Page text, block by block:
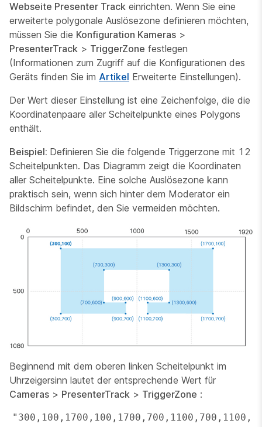
Webseite Presenter Track einrichten. Wenn Sie eine
erweiterte polygonale Auslösezone definieren möchten,
müssen Sie die Konfiguration Kameras >
PresenterTrack > TriggerZone festlegen
(Informationen zum Zugriff auf die Konfigurationen des
Geräts finden Sie im Artikel Erweiterte Einstellungen).
Der Wert dieser Einstellung ist eine Zeichenfolge, die die
Koordinatenpaare aller Scheitelpunkte eines Polygons
enthält.
Beispiel: Definieren Sie die folgende Triggerzone mit 12
Scheitelpunkten. Das Diagramm zeigt die Koordinaten
aller Scheitelpunkte. Eine solche Auslösezone kann
praktisch sein, wenn sich hinter dem Moderator ein
Bildschirm befindet, den Sie vermeiden möchten.
Beginnend mit dem oberen linken Scheitelpunkt im
Uhrzeigersinn lautet der entsprechende Wert für
Cameras > PresenterTrack > TriggerZone :
"300,100,1700,100,1700,700,1100,700,1100,